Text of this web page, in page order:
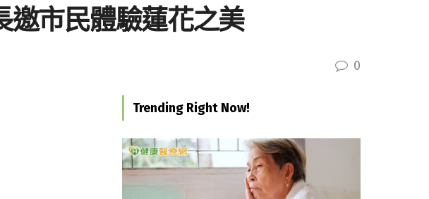
市民體驗蓮花之美
0
Trending Right Now!